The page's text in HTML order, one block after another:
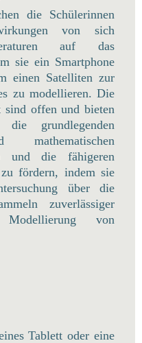
die Schülerinnen
von sich
auf das
sie ein Smartphone
einen Satelliten zur
zu modellieren. Die
offen und bieten
grundlegenden
mathematischen
und die fähigeren
fördern, indem sie
über die
zuverlässiger
von
Tablett oder eine